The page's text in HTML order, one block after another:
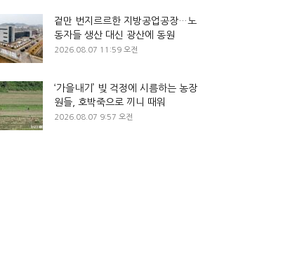
겉만 번지르르한 지방공업공장…노
동자들 생산 대신 광산에 동원
2026.08.07 11:59 오전
‘가을내기’ 빚 걱정에 시름하는 농장
원들, 호박죽으로 끼니 때워
2026.08.07 9:57 오전